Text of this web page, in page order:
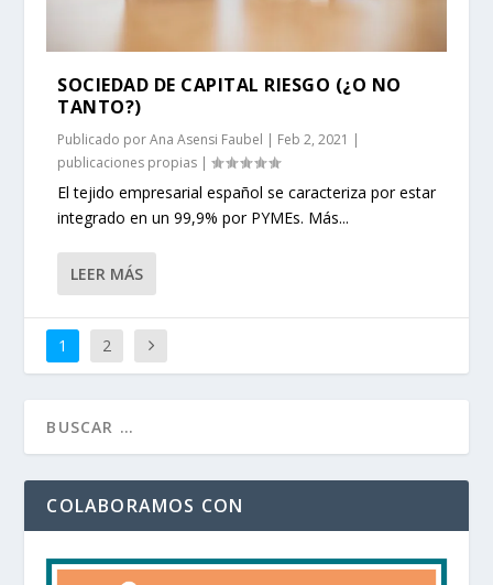
SOCIEDAD DE CAPITAL RIESGO (¿O NO
TANTO?)
Publicado porAna Asensi Faubel | Feb 2, 2021 |
publicaciones propias |
El tejido empresarial español se caracteriza por estar
integrado en un 99,9% por PYMEs. Más...
LEER MÁS
1 2
COLABORAMOS CON